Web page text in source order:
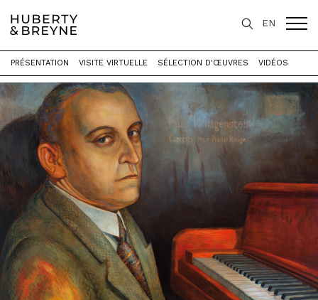
EN
Accueil > Expositions > Le Manchot mélomane & Visa transit
PRÉSENTATION VISITE VIRTUELLE SÉLECTION D'ŒUVRES VIDÉOS